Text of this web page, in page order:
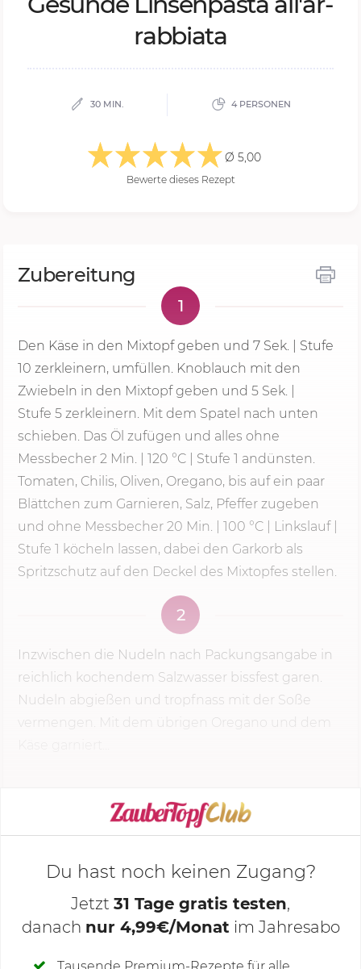
rab­bia­ta
30 MIN. 4 PERSONEN
Ø 5,00
Bewerte dieses Rezept
Zubereitung
1
Den Käse in den Mixtopf geben und 7 Sek.
| Stufe
10 zerkleinern, umfüllen. Knoblauch mit den
Zwiebeln in den Mixtopf geben und 5 Sek. |
Stufe 5 zerkleinern. Mit dem Spatel nach unten
schieben. Das Öl zufügen und alles ohne
Messbecher 2 Min. 120 °C | Stufe 1 andünsten.
Tomaten, Chilis, Oliven, Oregano, bis auf ein paar
Blättchen zum Garnieren, Salz, Pfeffer zugeben
und ohne Messbecher 20 Min. | 100 °C | Linkslauf |
Stufe 1 köcheln lassen, dabei den Garkorb als
Spritzschutz auf den Deckel des Mixtopfes stellen.
2
Inzwischen die Nudeln nach Packungsangabe in
reichlich kochendem Salzwasser bissfest garen.
Nudeln abgießen und tropfnass mit der Soße
vermengen. Mit dem übrigen Oregano und dem
KOCHMODUS STARTEN
Deine Notizen
Du hast noch keinen Zugang?
Jetzt 31 Tage gratis testen,
danach nur 4,99€/Monat im Jahresabo